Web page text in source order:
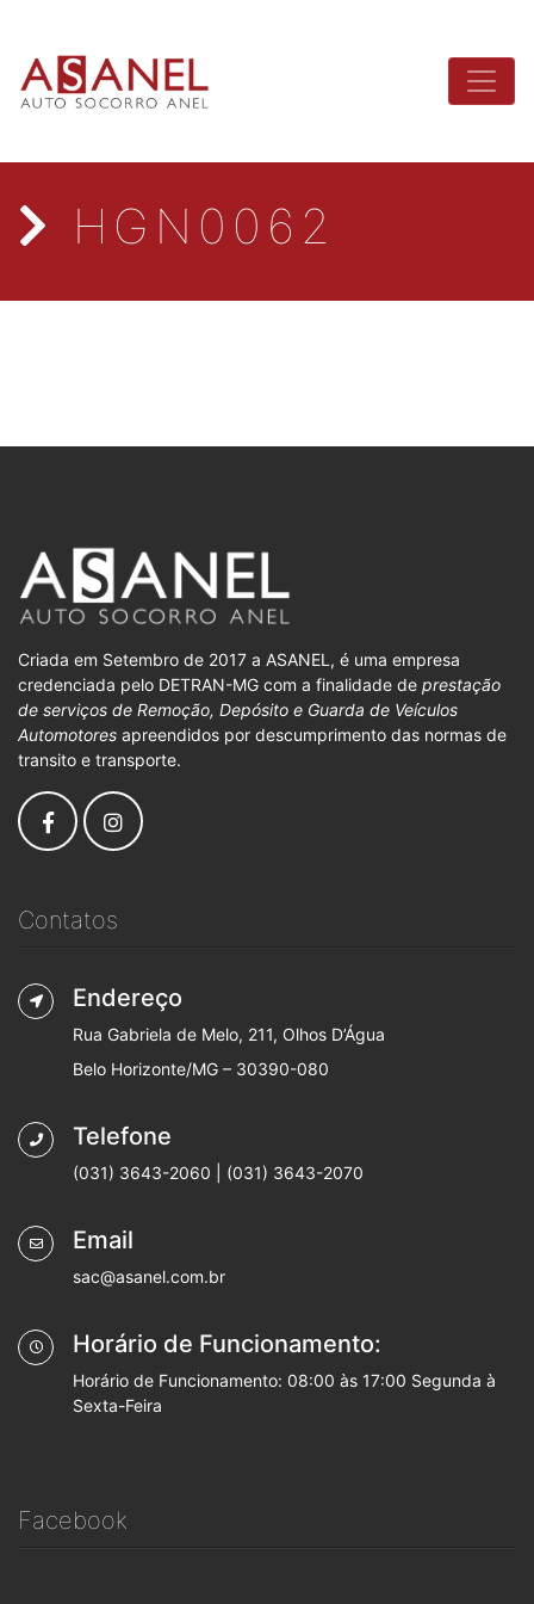
HGN0062
Criada em Setembro de 2017 a ASANEL, é uma empresa
credenciada pelo DETRAN-MG com a finalidade de prestação
de serviços de Remoção, Depósito e Guarda de Veículos
Automotores apreendidos por descumprimento das normas de
transito e transporte.
Contatos
Endereço
Rua Gabriela de Melo, 211, Olhos D’Água
Belo Horizonte/MG – 30390-080
Telefone
(031) 3643-2060 | (031) 3643-2070
Email
sac@asanel.com.br
Horário de Funcionamento:
Horário de Funcionamento: 08:00 às 17:00 Segunda à
Sexta-Feira
Facebook